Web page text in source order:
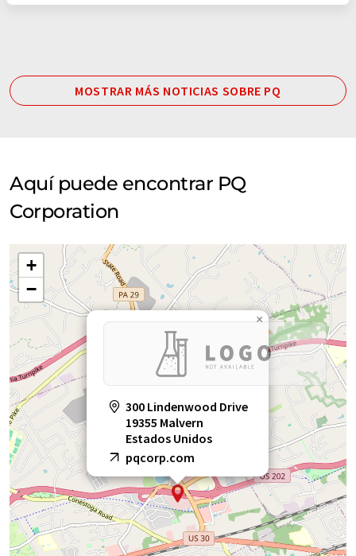
MOSTRAR MÁS NOTICIAS SOBRE PQ
Aquí puede encontrar PQ
Corporation
300 Lindenwood Drive
19355 Malvern
Estados Unidos
pqcorp.com
×
+
−